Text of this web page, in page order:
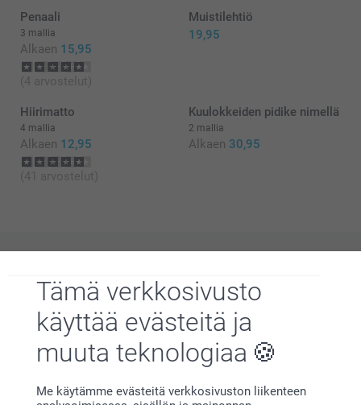
Tämä verkkosivusto
käyttää evästeitä ja
muuta teknologiaa
Me käytämme evästeitä verkkosivuston liikenteen
Penaali
3 mallia
Alkaen 15,95
(4 arvostelut)
Muistilehtiö
19,95
Hiirimatto
4 mallia
Alkaen 12,95
(41 arvostelut)
Kuulokkeiden pidike nimellä
2 mallia
Alkaen 30,95
Miksismartphoto